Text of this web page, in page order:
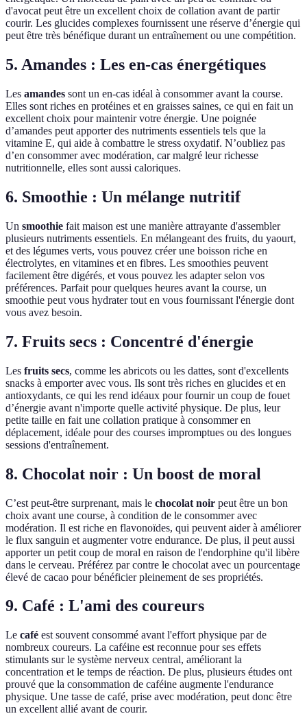
d'avocat peut être un excellent choix de collation avant de partir
courir. Les glucides complexes fournissent une réserve d’énergie qui
peut être très bénéfique durant un entraînement ou une compétition.
5. Amandes : Les en-cas énergétiques
Les amandes sont un en-cas idéal à consommer avant la course.
Elles sont riches en protéines et en graisses saines, ce qui en fait un
excellent choix pour maintenir votre énergie. Une poignée
d’amandes peut apporter des nutriments essentiels tels que la
vitamine E, qui aide à combattre le stress oxydatif. N’oubliez pas
d’en consommer avec modération, car malgré leur richesse
nutritionnelle, elles sont aussi caloriques.
6. Smoothie : Un mélange nutritif
Un smoothie fait maison est une manière attrayante d'assembler
plusieurs nutriments essentiels. En mélangeant des fruits, du yaourt,
et des légumes verts, vous pouvez créer une boisson riche en
électrolytes, en vitamines et en fibres. Les smoothies peuvent
facilement être digérés, et vous pouvez les adapter selon vos
préférences. Parfait pour quelques heures avant la course, un
smoothie peut vous hydrater tout en vous fournissant l'énergie dont
vous avez besoin.
7. Fruits secs : Concentré d'énergie
Les fruits secs, comme les abricots ou les dattes, sont d'excellents
snacks à emporter avec vous. Ils sont très riches en glucides et en
antioxydants, ce qui les rend idéaux pour fournir un coup de fouet
d’énergie avant n'importe quelle activité physique. De plus, leur
petite taille en fait une collation pratique à consommer en
déplacement, idéale pour des courses impromptues ou des longues
sessions d'entraînement.
8. Chocolat noir : Un boost de moral
C’est peut-être surprenant, mais le chocolat noir peut être un bon
choix avant une course, à condition de le consommer avec
modération. Il est riche en flavonoïdes, qui peuvent aider à améliorer
le flux sanguin et augmenter votre endurance. De plus, il peut aussi
apporter un petit coup de moral en raison de l'endorphine qu'il libère
dans le cerveau. Préférez par contre le chocolat avec un pourcentage
élevé de cacao pour bénéficier pleinement de ses propriétés.
9. Café : L'ami des coureurs
Le café est souvent consommé avant l'effort physique par de
nombreux coureurs. La caféine est reconnue pour ses effets
stimulants sur le système nerveux central, améliorant la
concentration et le temps de réaction. De plus, plusieurs études ont
prouvé que la consommation de caféine augmente l'endurance
physique. Une tasse de café, prise avec modération, peut donc être
un excellent allié avant de courir.